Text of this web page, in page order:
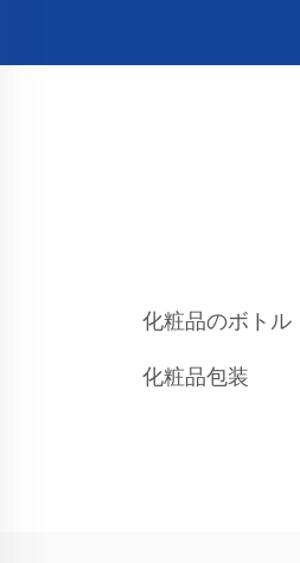
化粧品のボトル
化粧品包装